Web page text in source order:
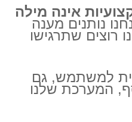
אינה מילה
נותנים מענה
רוצים שתרגישו
למשתמש, גם
המערכת שלנו